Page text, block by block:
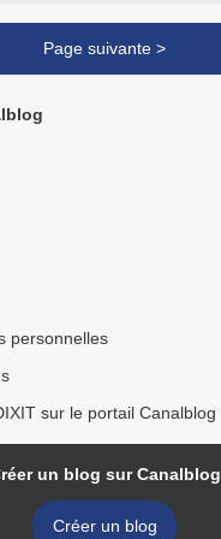
Page suivante >
personnelles
sur le portail Canalblog
un blog sur Canalblog
Créer un blog